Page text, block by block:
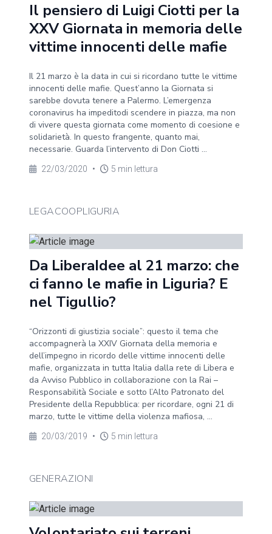
Il pensiero di Luigi Ciotti per la
XXV Giornata in memoria delle
vittime innocenti delle mafie
Il 21 marzo è la data in cui si ricordano tutte le vittime
innocenti delle mafie. Quest’anno la Giornata si
sarebbe dovuta tenere a Palermo. L’emergenza
coronavirus ha impeditodi scendere in piazza, ma non
di vivere questa giornata come momento di coesione e
solidarietà. In questo frangente, quanto mai,
necessarie. Guarda l’intervento di Don Ciotti ...
22/03/2020 • 5 min lettura
LEGACOOPLIGURIA
Da LiberaIdee al 21 marzo: che
ci fanno le mafie in Liguria? E
nel Tigullio?
“Orizzonti di giustizia sociale”: questo il tema che
accompagnerà la XXIV Giornata della memoria e
dell’impegno in ricordo delle vittime innocenti delle
mafie, organizzata in tutta Italia dalla rete di Libera e
da Avviso Pubblico in collaborazione con la Rai –
Responsabilità Sociale e sotto l’Alto Patronato del
Presidente della Repubblica: per ricordare, ogni 21 di
marzo, tutte le vittime della violenza mafiosa, ...
20/03/2019 • 5 min lettura
GENERAZIONI